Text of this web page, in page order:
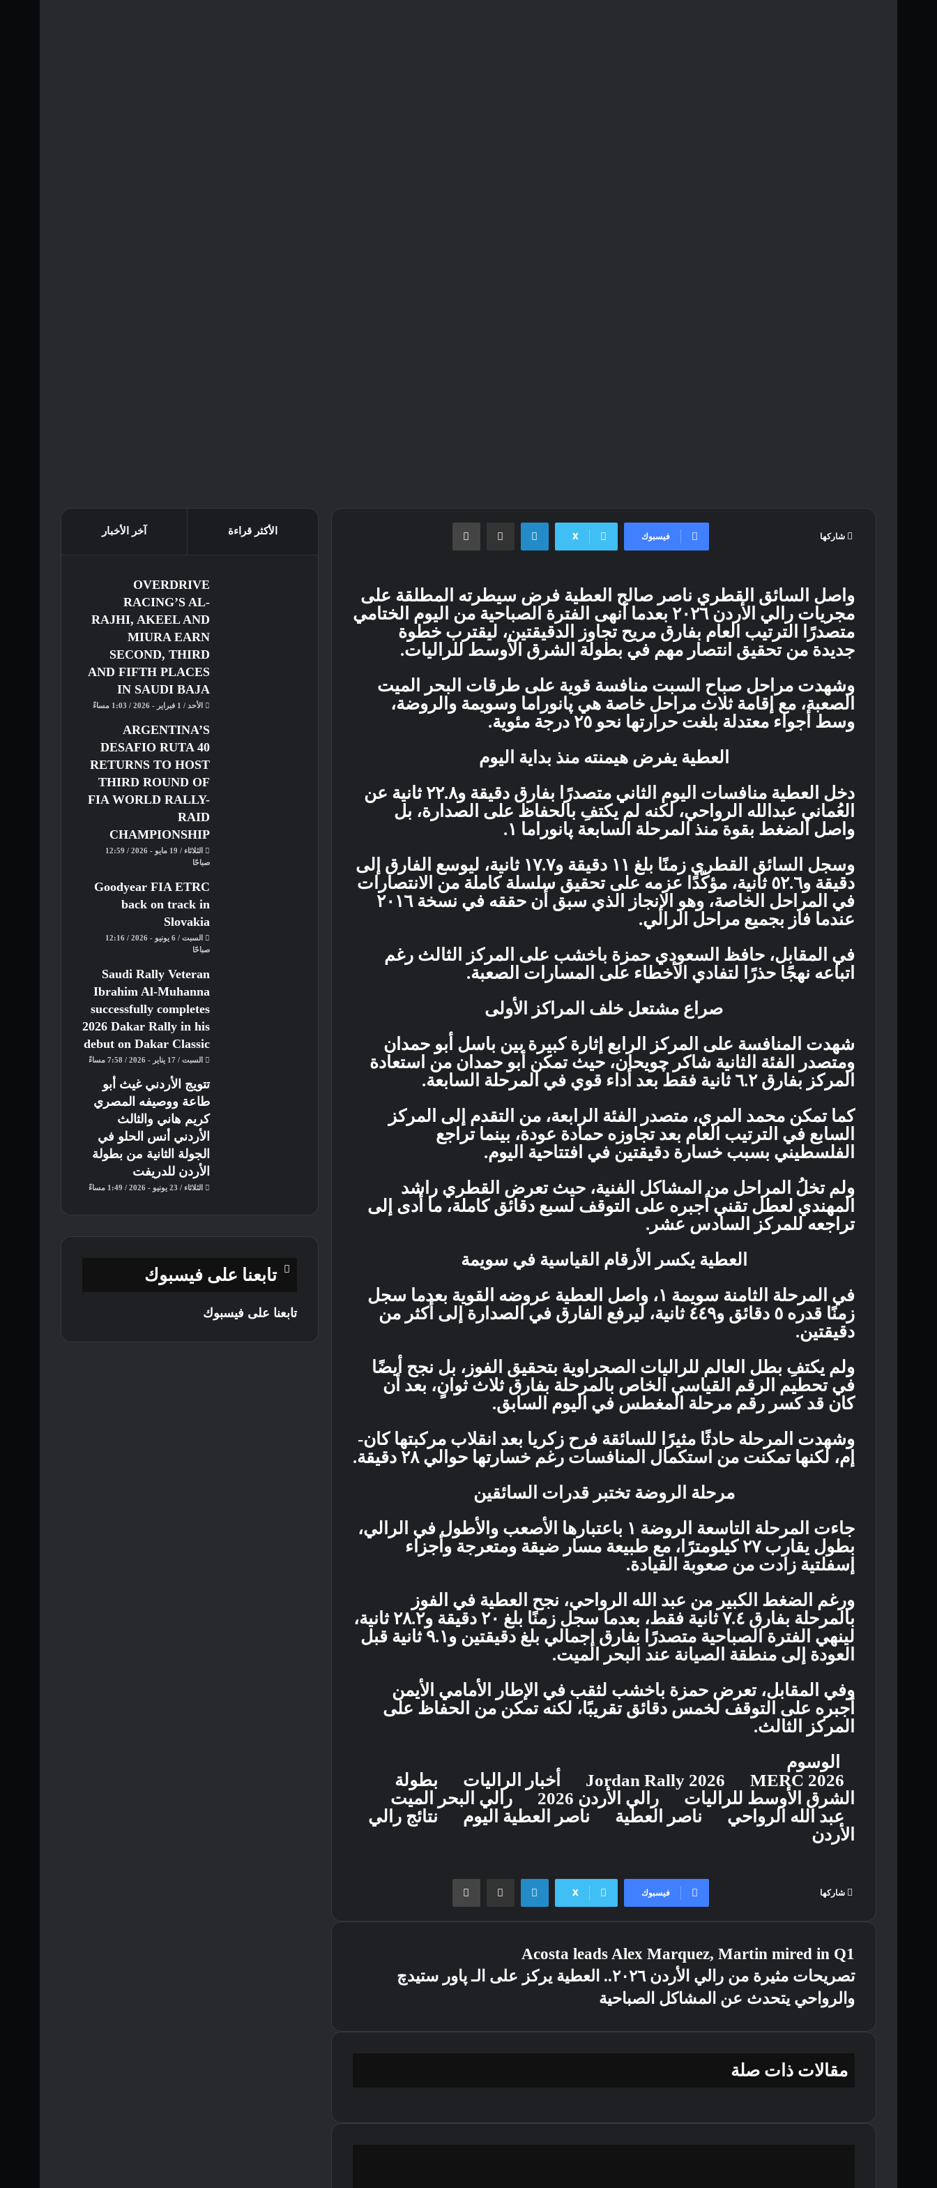
شاركها فيسبوك X
لينكدإن مشاركة عبر البريد طباعة
واصل السائق القطري ناصر صالح العطية فرض سيطرته المطلقة على
مجريات رالي الأردن ٢٠٢٦ بعدما أنهى الفترة الصباحية من اليوم الختامي
متصدرًا الترتيب العام بفارق مريح تجاوز الدقيقتين، ليقترب خطوة
جديدة من تحقيق انتصار مهم في بطولة الشرق الأوسط للراليات.
وشهدت مراحل صباح السبت منافسة قوية على طرقات البحر الميت
الصعبة، مع إقامة ثلاث مراحل خاصة هي پانوراما وسويمة والروضة،
وسط أجواء معتدلة بلغت حرارتها نحو ٢٥ درجة مئوية.
العطية يفرض هيمنته منذ بداية اليوم
دخل العطية منافسات اليوم الثاني متصدرًا بفارق دقيقة و٢٢.٨ ثانية عن
العُماني عبدالله الرواحي، لكنه لم يكتفِ بالحفاظ على الصدارة، بل
واصل الضغط بقوة منذ المرحلة السابعة پانوراما ١.
وسجل السائق القطري زمنًا بلغ ١١ دقيقة و١٧.٧ ثانية، ليوسع الفارق إلى
دقيقة و٥٢.٦ ثانية، مؤكّدًا عزمه على تحقيق سلسلة كاملة من الانتصارات
في المراحل الخاصة، وهو الإنجاز الذي سبق أن حققه في نسخة ٢٠١٦
عندما فاز بجميع مراحل الرالي.
في المقابل، حافظ السعودي حمزة باخشب على المركز الثالث رغم
اتباعه نهجًا حذرًا لتفادي الأخطاء على المسارات الصعبة.
صراع مشتعل خلف المراكز الأولى
شهدت المنافسة على المركز الرابع إثارة كبيرة بين باسل أبو حمدان
ومتصدر الفئة الثانية شاکر چويحان، حيث تمكن أبو حمدان من استعادة
المركز بفارق ٦.٢ ثانية فقط بعد أداء قوي في المرحلة السابعة.
كما تمكن محمد المري، متصدر الفئة الرابعة، من التقدم إلى المركز
السابع في الترتيب العام بعد تجاوزه حمادة عودة، بينما تراجع
الفلسطيني بسبب خسارة دقيقتين في افتتاحية اليوم.
ولم تخلُ المراحل من المشاكل الفنية، حيث تعرض القطري راشد
المهندي لعطل تقني أجبره على التوقف لسبع دقائق كاملة، ما أدى إلى
تراجعه للمركز السادس عشر.
العطية يكسر الأرقام القياسية في سويمة
في المرحلة الثامنة سويمة ١، واصل العطية عروضه القوية بعدما سجل
زمنًا قدره ٥ دقائق و٤٤٩ ثانية، ليرفع الفارق في الصدارة إلى أكثر من
دقيقتين.
ولم يكتفِ بطل العالم للراليات الصحراوية بتحقيق الفوز، بل نجح أيضًا
في تحطيم الرقم القياسي الخاص بالمرحلة بفارق ثلاث ثوانٍ، بعد أن
كان قد كسر رقم مرحلة المغطس في اليوم السابق.
وشهدت المرحلة حادثًا مثيرًا للسائقة فرح زكريا بعد انقلاب مركبتها كان-
إم، لكنها تمكنت من استكمال المنافسات رغم خسارتها حوالي ٢٨ دقيقة.
مرحلة الروضة تختبر قدرات السائقين
جاءت المرحلة التاسعة الروضة ١ باعتبارها الأصعب والأطول في الرالي،
بطول يقارب ٢٧ كيلومترًا، مع طبيعة مسار ضيقة ومتعرجة وأجزاء
إسفلتية زادت من صعوبة القيادة.
ورغم الضغط الكبير من عبد الله الرواحي، نجح العطية في الفوز
بالمرحلة بفارق ٧.٤ ثانية فقط، بعدما سجل زمنًا بلغ ٢٠ دقيقة و٢٨.٢ ثانية،
لينهي الفترة الصباحية متصدرًا بفارق إجمالي بلغ دقيقتين و٩.١ ثانية قبل
العودة إلى منطقة الصيانة عند البحر الميت.
وفي المقابل، تعرض حمزة باخشب لثقب في الإطار الأمامي الأيمن
أجبره على التوقف لخمس دقائق تقريبًا، لكنه تمكن من الحفاظ على
المركز الثالث.
الوسوم
Jordan Rally 2026
MERC 2026 أخبار الراليات
بطولة
الشرق الأوسط للراليات
رالي الأردن 2026
رالي البحر الميت
عبد الله الرواحي
ناصر العطية ناصر العطية اليوم
نتائج رالي
الأردن
شاركها فيسبوك X
لينكدإن مشاركة عبر البريد طباعة
Acosta leads Alex Marquez, Martin mired in Q1
تصريحات مثيرة من رالي الأردن ٢٠٢٦.. العطية يركز على الـ پاور ستيدچ
والرواحي يتحدث عن المشاكل الصباحية
مقالات ذات صلة
الأكثر قراءة آخر الأخبار
OVERDRIVE
RACING’S AL-
RAJHI, AKEEL AND
MIURA EARN
SECOND, THIRD
AND FIFTH PLACES
IN SAUDI BAJA
الأحد / 1 فبراير - 2026 / 1:03 مساءً
ARGENTINA’S
DESAFIO RUTA 40
RETURNS TO HOST
THIRD ROUND OF
FIA WORLD RALLY-
RAID
CHAMPIONSHIP
الثلاثاء / 19 مايو - 2026 / 12:59
صباحًا
Goodyear FIA ETRC
back on track in
Slovakia
السبت / 6 يونيو - 2026 / 12:16
صباحًا
Saudi Rally Veteran
Ibrahim Al-Muhanna
successfully completes
2026 Dakar Rally in his
debut on Dakar Classic
السبت / 17 يناير - 2026 / 7:58 مساءً
تتويج الأردني غيث أبو
طاعة ووصيفه المصري
كريم هاني والثالث
الأردني أنس الحلو في
الجولة الثانية من بطولة
الأردن للدريفت
الثلاثاء / 23 يونيو - 2026 / 1:49 مساءً
تابعنا على فيسبوك
تابعنا على فيسبوك